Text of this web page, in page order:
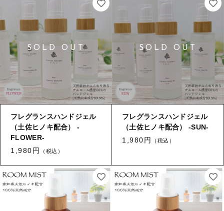
フレグランスハンドジェル
（土佐ヒノキ配合） -
FLOWER-
1,980円
（税込）
フレグランスハンドジェル
（土佐ヒノキ配合） -SUN-
1,980円
（税込）
国産［奥会津］かごバッグ
カトラリー/食器
ソーラーランタン（クリーンエネルギー）
ファッション
布ナプキン
雑貨
ラリーキルト
キリム
ギフトラッピング
その他
カトラリー/食器
ソーラーランタン（クリーンエネルギー）
ファッション
布ナプキン
キリム
在庫あり
並び順